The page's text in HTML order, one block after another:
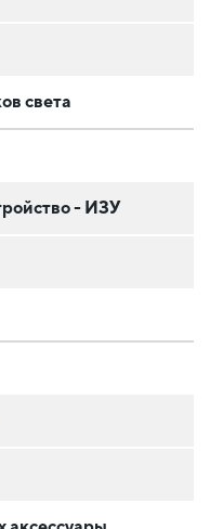
света
- ИЗУ